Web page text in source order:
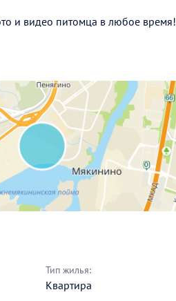
и видео питомца в любое время!
Тип жилья:
Квартира